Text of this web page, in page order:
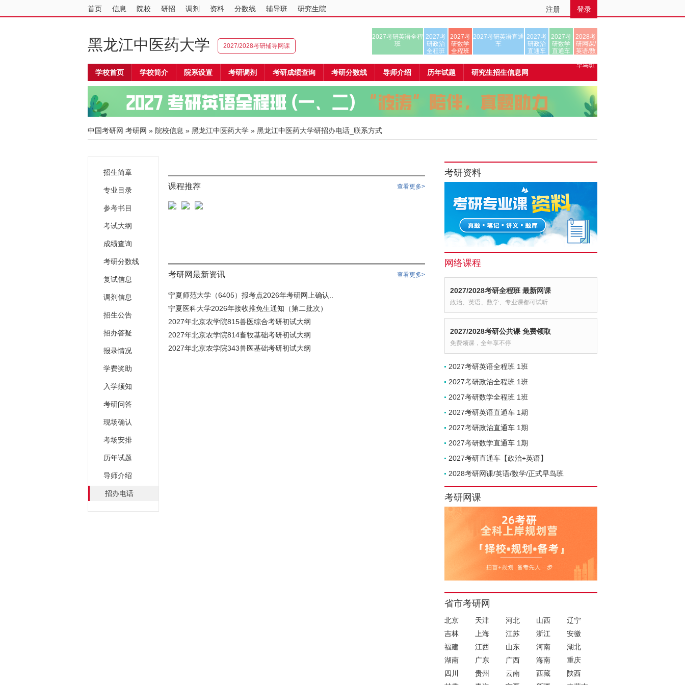
首页 信息 院校 研招 调剂 资料 分数线 辅导班 研究生院 注册 登录
黑龙江中医药大学 2027/2028考研辅导网课
2027考研英语全程
班
2027考
研政治
全程班
2027考
研数学
全程班
2027考研英语直通
车
2027考
研政治
直通车
2027考
研数学
直通车
2028考
研网课/
英语/数
早鸟班
学校首页 学校简介 院系设置 考研调剂 考研成绩查询 考研分数线 导师介绍 历年试题 研究生招生信息网
中国考研网 考研网 » 院校信息 » 黑龙江中医药大学 » 黑龙江中医药大学研招办电话_联系方式
招生简章
专业目录
参考书目
考试大纲
成绩查询
考研分数线
复试信息
调剂信息
招生公告
招办答疑
报录情况
学费奖助
入学须知
考研问答
现场确认
考场安排
历年试题
导师介绍
招办电话
课程推荐 查看更多>
考研网最新资讯 查看更多>
宁夏师范大学（6405）报考点2026年考研网上确认..
宁夏医科大学2026年接收推免生通知（第二批次）
2027年北京农学院815兽医综合考研初试大纲
2027年北京农学院814畜牧基础考研初试大纲
2027年北京农学院343兽医基础考研初试大纲
考研资料
网络课程
2027/2028考研全程班 最新网课
政治、英语、数学、专业课都可试听
2027/2028考研公共课 免费领取
免费领课，全年享不停
2027考研英语全程班 1班
2027考研政治全程班 1班
2027考研数学全程班 1班
2027考研英语直通车 1期
2027考研政治直通车 1期
2027考研数学直通车 1期
2027考研直通车【政治+英语】
2028考研网课/英语/数学/正式早鸟班
考研网课
省市考研网
北京 天津 河北 山西
辽宁
吉林
上海 江苏 浙江
安徽
福建
江西 山东 河南
湖北
湖南
广东 广西 海南
重庆
四川
贵州 云南 西藏
陕西